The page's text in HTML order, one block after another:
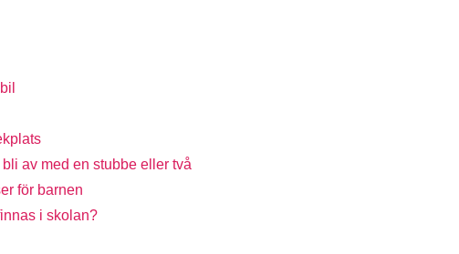
av med en stubbe eller två
för barnen
i skolan?